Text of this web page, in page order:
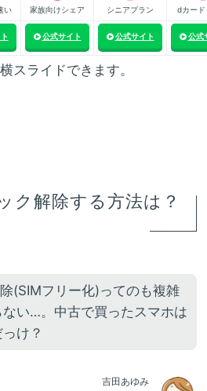
い 家族向けシェア シニアプラン dカード
公式サイト 公式サイト 公式
スライドできます。
ク解除する方法は？
(SIMフリー化)ってのも複雑
ない…。中古で買ったスマホは
け？
吉田あゆみ